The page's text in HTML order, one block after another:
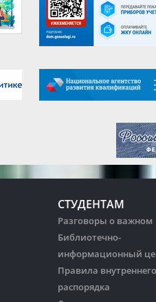
СТУДЕНТАМ
Разговоры о важном
Библиотечно-
информационный
Правила внутреннего
распорядка